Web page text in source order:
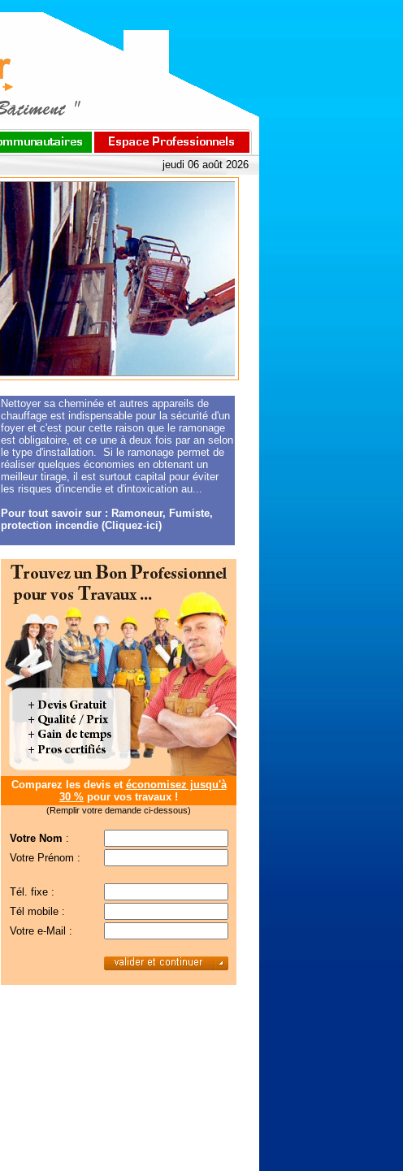
jeudi 06 août 2026
Nettoyer sa cheminée et autres appareils de
chauffage est indispensable pour la sécurité d'un
foyer et c'est pour cette raison que le ramonage
est obligatoire, et ce une à deux fois par an selon
le type d'installation. Si le ramonage permet de
réaliser quelques économies en obtenant un
meilleur tirage, il est surtout capital pour éviter
les risques d'incendie et d'intoxication au...
Pour tout savoir sur : Ramoneur, Fumiste,
protection incendie (Cliquez-ici)
Comparez les devis et économisez jusqu'à
30 % pour vos travaux !
(Remplir votre demande ci-dessous)
Votre Nom :
Votre Prénom :
Tél. fixe :
Tél mobile :
Votre e-Mail :